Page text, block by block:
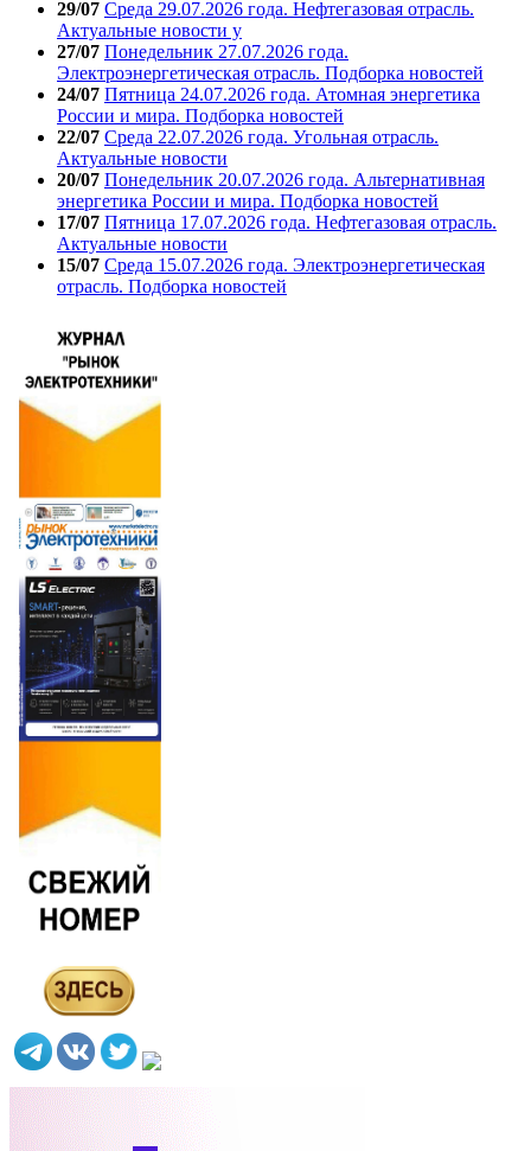
29/07 Среда 29.07.2026 года. Нефтегазовая отрасль.
Актуальные новости у
27/07 Понедельник 27.07.2026 года.
Электроэнергетическая отрасль. Подборка новостей
24/07 Пятница 24.07.2026 года. Атомная энергетика
России и мира. Подборка новостей
22/07 Среда 22.07.2026 года. Угольная отрасль.
Актуальные новости
20/07 Понедельник 20.07.2026 года. Альтернативная
энергетика России и мира. Подборка новостей
17/07 Пятница 17.07.2026 года. Нефтегазовая отрасль.
Актуальные новости
15/07 Среда 15.07.2026 года. Электроэнергетическая
отрасль. Подборка новостей